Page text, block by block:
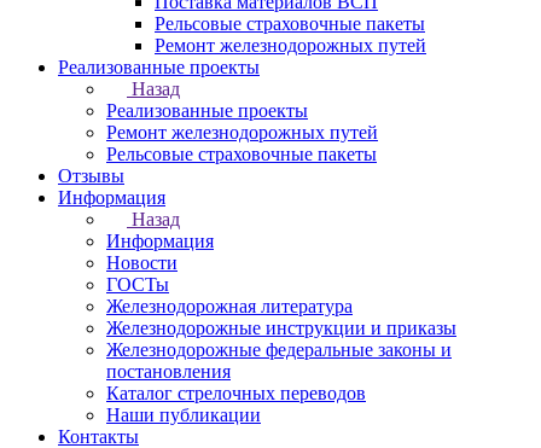
Рельсовые страховочные пакеты
Ремонт железнодорожных путей
Реализованные проекты
Назад
Реализованные проекты
Ремонт железнодорожных путей
Рельсовые страховочные пакеты
Отзывы
Информация
Назад
Информация
Новости
ГОСТы
Железнодорожная литература
Железнодорожные инструкции и приказы
Железнодорожные федеральные законы и
постановления
Каталог стрелочных переводов
Наши публикации
Контакты